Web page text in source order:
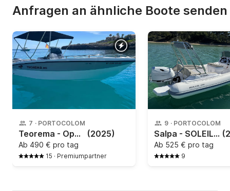
Anfragen an ähnliche Boote senden
7 · PORTOCOLOM
Teorema - Open 20 apta licencia navegación (2025)
Ab 490 € pro tag
15 · Premiumpartner
9 · PORTOCOLOM
Salpa - SOLEIL 20
Ab 525 € pro tag
9